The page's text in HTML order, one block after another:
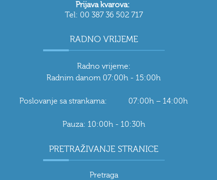
Prijava kvarova:
Tel: 00 387 36 502 717
RADNO VRIJEME
Radno vrijeme:
Radnim danom 07:00h - 15:00h
Poslovanje sa strankama: 07:00h – 14:00h
Pauza: 10:00h - 10:30h
PRETRAŽIVANJE STRANICE
Pretraga